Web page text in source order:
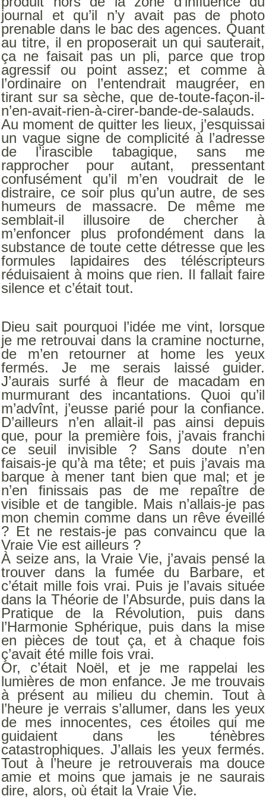
journal et qu’il n’y avait pas de photo
prenable dans le bac des agences. Quant
au titre, il en proposerait un qui sauterait,
ça ne faisait pas un pli, parce que trop
agressif ou point assez; et comme à
l’ordinaire on l’entendrait maugréer, en
tirant sur sa sèche, que de-toute-façon-il-
n’en-avait-rien-à-cirer-bande-de-salauds.
Au moment de quitter les lieux, j’esquissai
un vague signe de complicité à l’adresse
de l’irascible tabagique, sans me
rapprocher pour autant, pressentant
confusément qu’il m’en voudrait de le
distraire, ce soir plus qu’un autre, de ses
humeurs de massacre. De même me
semblait-il illusoire de chercher à
m’enfoncer plus profondément dans la
substance de toute cette détresse que les
formules lapidaires des téléscripteurs
réduisaient à moins que rien. Il fallait faire
silence et c’était tout.
Dieu sait pourquoi l’idée me vint, lorsque
je me retrouvai dans la cramine nocturne,
de m’en retourner at home les yeux
fermés. Je me serais laissé guider.
J’aurais surfé à ﬂeur de macadam en
murmurant des incantations. Quoi qu’il
m’advînt, j’eusse parié pour la conﬁance.
D’ailleurs n’en allait-il pas ainsi depuis
que, pour la première fois, j’avais franchi
ce seuil invisible ? Sans doute n’en
faisais-je qu’à ma tête; et puis j’avais ma
barque à mener tant bien que mal; et je
n’en ﬁnissais pas de me repaître de
visible et de tangible. Mais n’allais-je pas
mon chemin comme dans un rêve éveillé
? Et ne restais-je pas convaincu que la
Vraie Vie est ailleurs ?
À seize ans, la Vraie Vie, j’avais pensé la
trouver dans la fumée du Barbare, et
c’était mille fois vrai. Puis je l’avais située
dans la Théorie de l’Absurde, puis dans la
Pratique de la Révolution, puis dans
l’Harmonie Sphérique, puis dans la mise
en pièces de tout ça, et à chaque fois
ç’avait été mille fois vrai.
Or, c’était Noël, et je me rappelai les
lumières de mon enfance. Je me trouvais
à présent au milieu du chemin. Tout à
l’heure je verrais s’allumer, dans les yeux
de mes innocentes, ces étoiles qui me
guidaient dans les ténèbres
catastrophiques. J’allais les yeux fermés.
Tout à l’heure je retrouverais ma douce
amie et moins que jamais je ne saurais
dire, alors, où était la Vraie Vie.